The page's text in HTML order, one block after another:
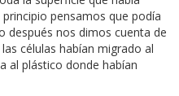
pensamos que podía
después nos dimos cuenta de
células habían migrado al
al plástico donde habían